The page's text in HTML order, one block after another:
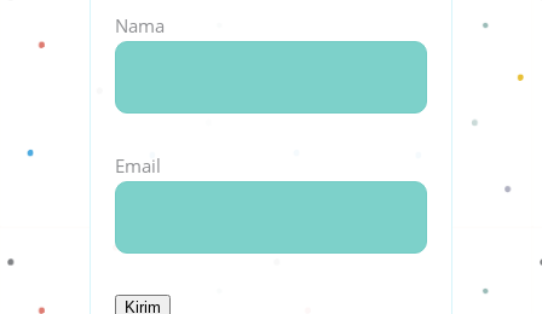
Nama
Email